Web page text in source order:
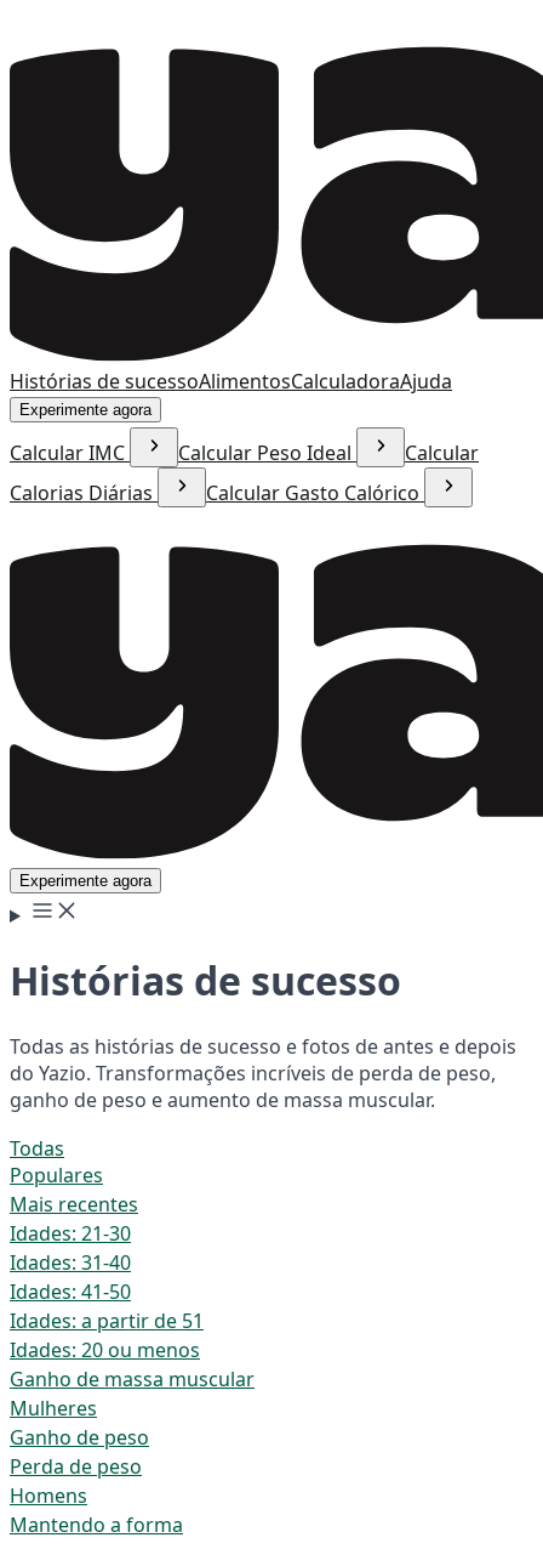
Histórias de sucessoAlimentosCalculadoraAjuda
Experimente agora
Calcular IMC Calcular Peso Ideal
Calcular
Calorias Diárias
Calcular Gasto Calórico
Experimente agora
Histórias de sucesso
Todas as histórias de sucesso e fotos de antes e depois
do Yazio. Transformações incríveis de perda de peso,
ganho de peso e aumento de massa muscular.
Todas
Populares
Mais recentes
Idades: 21-30
Idades: 31-40
Idades: 41-50
Idades: a partir de 51
Idades: 20 ou menos
Ganho de massa muscular
Mulheres
Ganho de peso
Perda de peso
Homens
Mantendo a forma